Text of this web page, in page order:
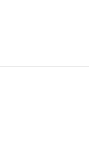
には、日本では珍し